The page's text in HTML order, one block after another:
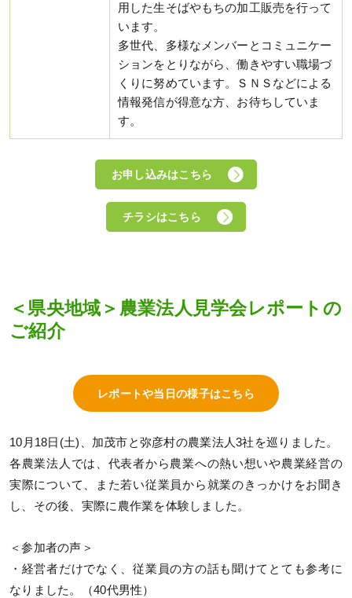
用した生そばやもちの加工販売を行って
います。
多世代、多様なメンバーとコミュニケー
ションをとりながら、働きやすい職場づ
くりに努めています。ＳＮＳなどによる
情報発信が得意な方、お待ちしていま
す。
お申し込みはこちら
チラシはこちら
＜県央地域＞農業法人見学会レポートの
ご紹介
レポートや当日の様子はこちら
10月18日(土)、加茂市と弥彦村の農業法人3社を巡りました。
各農業法人では、代表者から農業への熱い想いや農業経営の
実際について、また若い従業員から就業のきっかけをお聞き
し、その後、実際に農作業を体験しました。
＜参加者の声＞
・経営者だけでなく、従業員の方の話も聞けてとても参考に
なりました。（40代男性）